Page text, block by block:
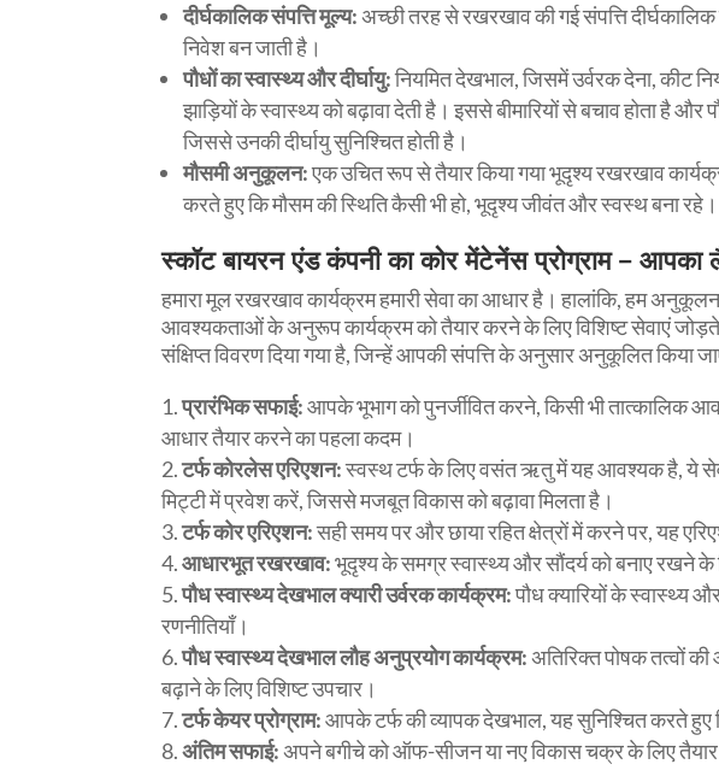
दीर्घकालिक संपत्ति मूल्य:अच्छी तरह से रखरखाव की गई संपत्ति
निवेश बन जाती है।
पौधों का स्वास्थ्य और दीर्घायु:नियमित देखभाल, जिसमें उर्वरक देना, कीट
झाड़ियों के स्वास्थ्य को बढ़ावा देती है। इससे बीमारियों से बचाव होता है
जिससे उनकी दीर्घायु सुनिश्चित होती है।
मौसमी अनुकूलन:एक उचित रूप से तैयार किया गया भूदृश्य रखरखाव
करते हुए कि मौसम की स्थिति कैसी भी हो, भूदृश्य जीवंत और स्वस्थ बना रहे।
स्कॉट बायरन एंड कंपनी का कोर मेंटेनेंस प्रोग्राम – आपका
हमारा मूल रखरखाव कार्यक्रम हमारी सेवा का आधार है। हालांकि, हम
आवश्यकताओं के अनुरूप कार्यक्रम को तैयार करने के लिए विशिष्ट सेवाएं
संक्षिप्त विवरण दिया गया है, जिन्हें आपकी संपत्ति के अनुसार अनुकूलित किया
प्रारंभिक सफाई:आपके भूभाग को पुनर्जीवित करने, किसी भी तात्कालिक
आधार तैयार करने का पहला कदम।
टर्फ कोरलेस एरिएशन:स्वस्थ टर्फ के लिए वसंत ऋतु में यह आवश्यक है, ये
मिट्टी में प्रवेश करें, जिससे मजबूत विकास को बढ़ावा मिलता है।
टर्फ कोर एरिएशन:सही समय पर और छाया रहित क्षेत्रों में करने पर, यह
आधारभूत रखरखाव:भूदृश्य के समग्र स्वास्थ्य और सौंदर्य को बनाए रखने के
पौध स्वास्थ्य देखभाल क्यारी उर्वरक कार्यक्रम:पौध क्यारियों के स्वास्थ्य
रणनीतियाँ।
पौध स्वास्थ्य देखभाल लौह अनुप्रयोग कार्यक्रम:अतिरिक्त पोषक तत्वों
बढ़ाने के लिए विशिष्ट उपचार।
टर्फ केयर प्रोग्राम:आपके टर्फ की व्यापक देखभाल, यह सुनिश्चित करते हुए
अंतिम सफाई:अपने बगीचे को ऑफ-सीजन या नए विकास चक्र के लिए